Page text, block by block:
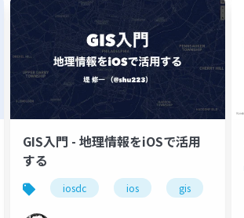
gis
GIS入門 - 地理情報をiOSで活用
する
iosdc ios gis